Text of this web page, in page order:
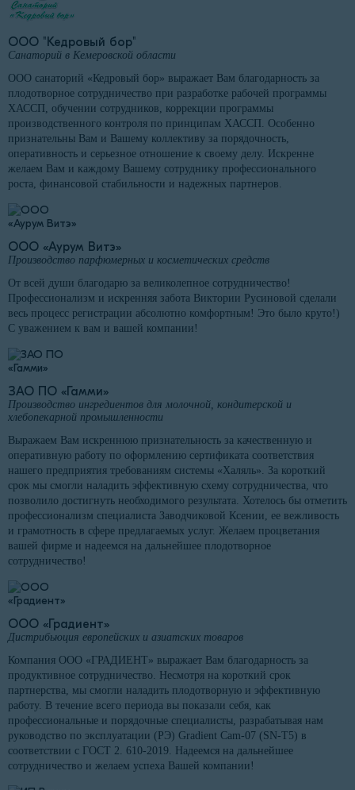
ООО "Кедровый бор"
Санаторий в Кемеровской области
ООО санаторий «Кедровый бор» выражает Вам благодарность за
плодотворное сотрудничество при разработке рабочей программы
ХАССП, обучении сотрудников, коррекции программы
производственного контроля по принципам ХАССП. Особенно
признательны Вам и Вашему коллективу за порядочность,
оперативность и серьезное отношение к своему делу. Искренне
желаем Вам и каждому Вашему сотруднику профессионального
роста, финансовой стабильности и надежных партнеров.
ООО «Аурум Витэ»
Производство парфюмерных и косметических средств
От всей души благодарю за великолепное сотрудничество!
Профессионализм и искренняя забота Виктории Русиновой сделали
весь процесс регистрации абсолютно комфортным! Это было круто!)
С уважением к вам и вашей компании!
ЗАО ПО «Гамми»
Производство ингредиентов для молочной, кондитерской и
хлебопекарной промышленности
Выражаем Вам искреннюю признательность за качественную и
оперативную работу по оформлению сертификата соответствия
нашего предприятия требованиям системы «Халяль». За короткий
срок мы смогли наладить эффективную схему сотрудничества, что
позволило достигнуть необходимого результата. Хотелось бы отметить
профессионализм специалиста Заводчиковой Ксении, ее вежливость
и грамотность в сфере предлагаемых услуг. Желаем процветания
вашей фирме и надеемся на дальнейшее плодотворное
сотрудничество!
ООО «Градиент»
Дистрибьюция европейских и азиатских товаров
Компания ООО «ГРАДИЕНТ» выражает Вам благодарность за
продуктивное сотрудничество. Несмотря на короткий срок
партнерства, мы смогли наладить плодотворную и эффективную
работу. В течение всего периода вы показали себя, как
профессиональные и порядочные специалисты, разрабатывая нам
руководство по эксплуатации (РЭ) Gradient Cam-07 (SN-T5) в
соответствии с ГОСТ 2. 610-2019. Надеемся на дальнейшее
сотрудничество и желаем успеха Вашей компании!